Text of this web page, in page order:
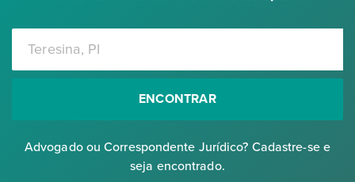
ENCONTRAR
Advogado ou Correspondente Jurídico? Cadastre-se e
seja encontrado.